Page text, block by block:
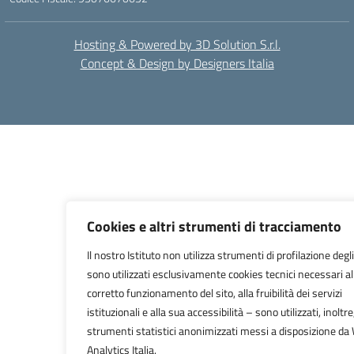
Cookies e altri strumenti di tracciamento
Il nostro Istituto non utilizza strumenti di profilazione
sono utilizzati esclusivamente cookies tecnici necessari al
corretto funzionamento del sito, alla fruibilità dei servizi
istituzionali e alla sua accessibilità – sono utilizzati,
strumenti statistici anonimizzati messi a disposizione da
Analytics Italia.
Hosting & Powered by 3D Solution S.r.l.
Concept & Design by Designers Italia